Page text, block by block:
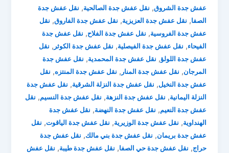
عفش جدة الشروق, نقل عفش جدة الصالحية, نقل عفش جدة
الصفا, نقل عفش جدة العزيزية, نقل عفش جدة الفاروق, نقل
عفش جدة الفروسية, نقل عفش جدة الفلاح, نقل عفش جدة
الفيحاء, نقل عفش جدة الفيصلية, نقل عفش جدة الكوثر , نقل
عفش جدة اللولؤ, نقل عفش جدة المحمدية, نقل عفش جدة
المرجان, نقل عفش جدة المنار , نقل عفش جدة المنتزه, نقل
عفش جدة النخيل, نقل عفش جدة النزلة الشرقية, نقل عفش جدة
النزلة اليمانية, نقل عفش جدة النزهة, نقل عفش جدة النسيم, نقل
عفش جدة النعيم, نقل عفش جدة النهضة, نقل عفش جدة
الهنداوية, نقل عفش جدة الوزيرية, نقل عفش جدة الياقوت, نقل
عفش جدة بريمان, نقل عفش جدة بني مالك, نقل عفش جدة
حراج, نقل عفش جدة حي الصفا, نقل عفش جدة طيبة, نقل عفش